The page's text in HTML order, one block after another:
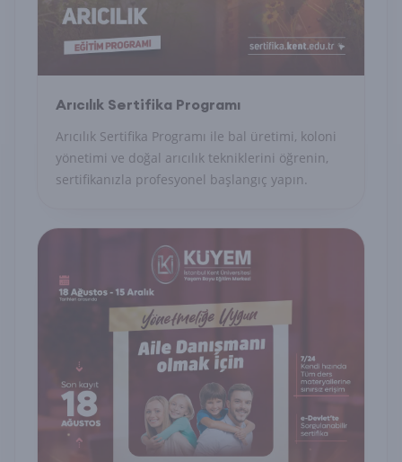
Arıcılık Sertifika Programı
Arıcılık Sertifika Programı ile bal üretimi, koloni
yönetimi ve doğal arıcılık tekniklerini öğrenin,
sertifikanızla profesyonel başlangıç yapın.